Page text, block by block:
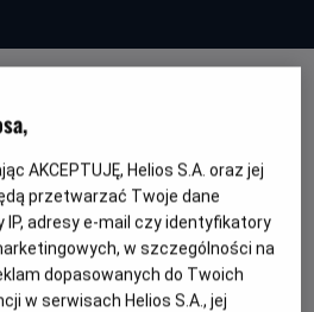
psa
Stars Gatunek
Akcja
Minimalny
wiek
Od 13 lat
Kraj
i
rok
produkcji
USA (2026)
AKCEPTUJĘ, Helios S.A. oraz jej
przetwarzać Twoje dane
IP, adresy e-mail czy identyfikatory
w szczególności na
dopasowanych do Twoich
w serwisach Helios S.A., jej